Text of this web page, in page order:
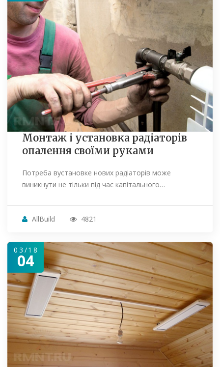
Монтаж і установка радіаторів
опалення своїми руками
Потреба вустановке нових радіаторів може
виникнути не тільки під час капітального…
AllBuild 4821
03/18
04